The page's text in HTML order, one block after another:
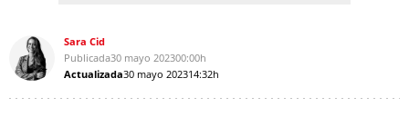
Sara Cid
Publicada30 mayo 202300:00h
Actualizada30 mayo 202314:32h